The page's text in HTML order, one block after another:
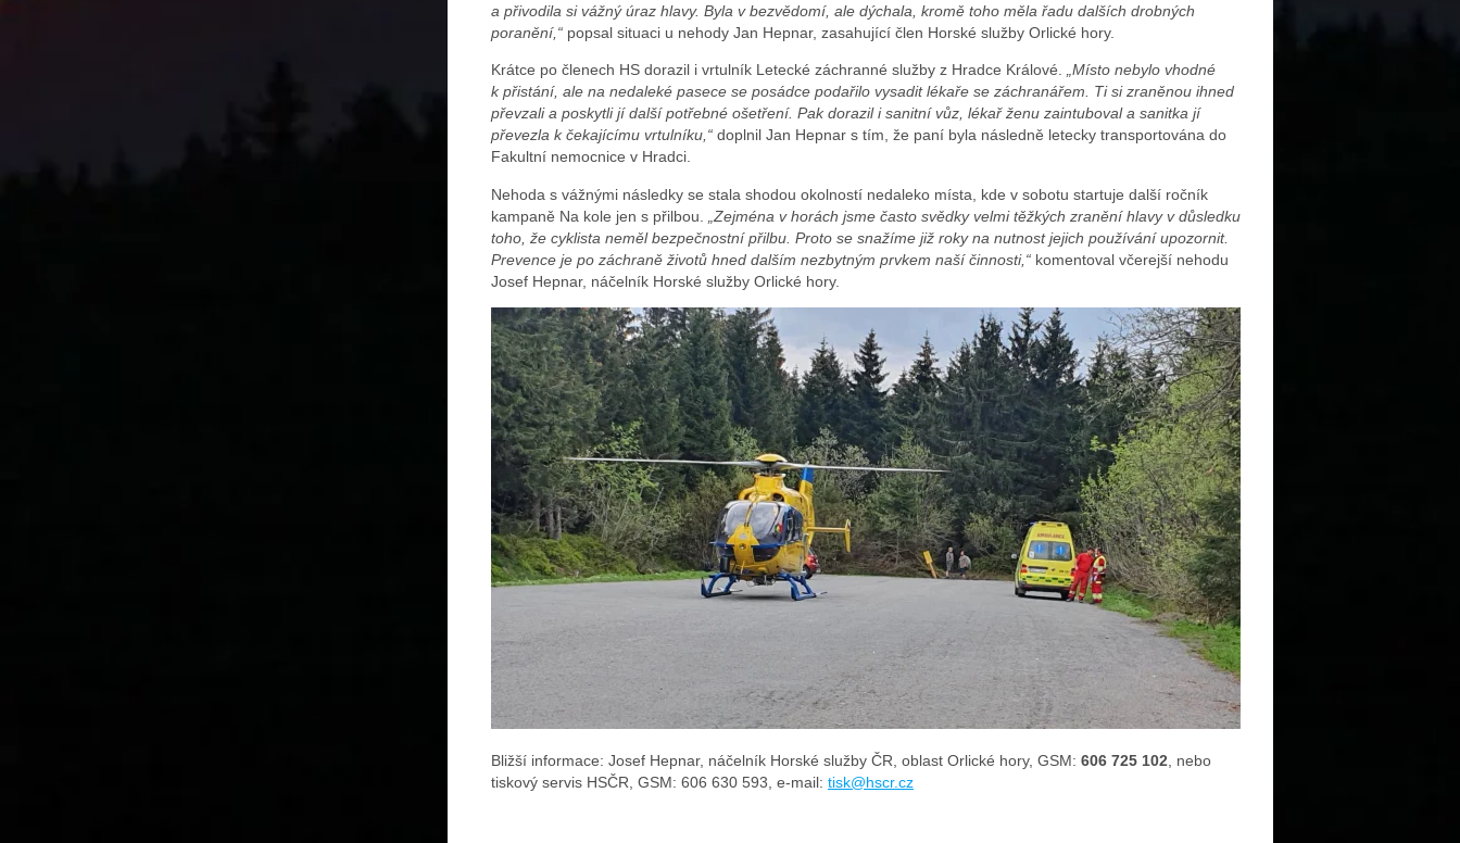
a přivodila si vážný úraz hlavy. Byla v bezvědomí, ale dýchala, kromě toho měla řadu dalších drobných
poranění,“ popsal situaci u nehody Jan Hepnar, zasahující člen Horské služby Orlické hory.
Krátce po členech HS dorazil i vrtulník Letecké záchranné služby z Hradce Králové. „Místo nebylo vhodné
k přistání, ale na nedaleké pasece se posádce podařilo vysadit lékaře se záchranářem. Ti si zraněnou ihned
převzali a poskytli jí další potřebné ošetření. Pak dorazil i sanitní vůz, lékař ženu zaintuboval a sanitka jí
převezla k čekajícímu vrtulníku,“ doplnil Jan Hepnar s tím, že paní byla následně letecky transportována do
Fakultní nemocnice v Hradci.
Nehoda s vážnými následky se stala shodou okolností nedaleko místa, kde v sobotu startuje další ročník
kampaně Na kole jen s přilbou.
„Zejména v horách jsme často svědky velmi těžkých zranění hlavy v důsledku
toho, že cyklista neměl bezpečnostní přilbu. Proto se snažíme již roky na nutnost jejich používání upozornit.
Prevence je po záchraně životů hned dalším nezbytným prvkem naší činnosti,“ komentoval včerejší nehodu
Josef Hepnar, náčelník Horské služby Orlické hory.
Bližší informace: Josef Hepnar, náčelník Horské služby ČR, oblast Orlické hory, GSM: 606 725 102 , nebo
tiskový servis HSČR, GSM: 606 630 593, e-mail: tisk@hscr.cz